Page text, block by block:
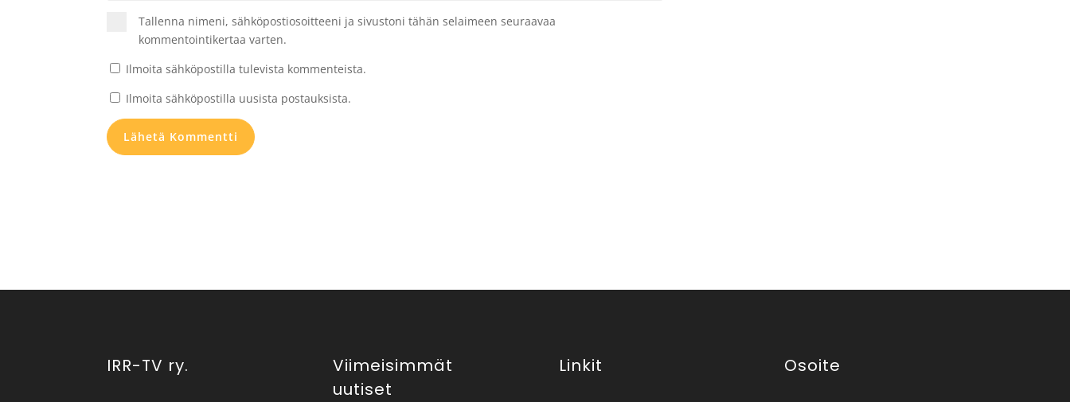
Tallenna nimeni, sähköpostiosoitteeni ja sivustoni tähän selaimeen seuraavaa
kommentointikertaa varten.
Ilmoita sähköpostilla tulevista kommenteista.
Ilmoita sähköpostilla uusista postauksista.
IRR-TV ry.
Viimeisimmät
uutiset
Linkit Osoite